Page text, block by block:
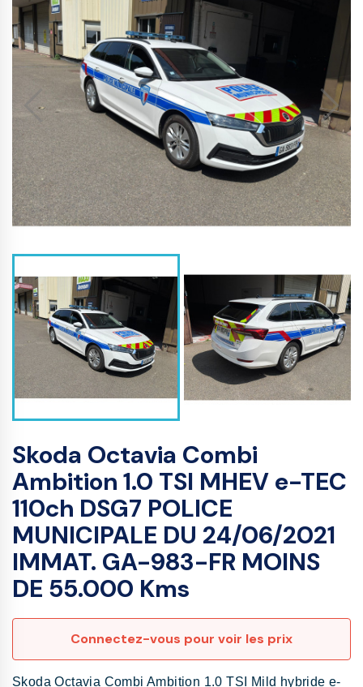
Skoda Octavia Combi
Ambition 1.0 TSI MHEV e-TEC
110ch DSG7 POLICE
MUNICIPALE DU 24/06/2021
IMMAT. GA-983-FR MOINS
DE 55.000 Kms
Connectez-vous pour voir les prix
Skoda Octavia Combi Ambition 1.0 TSI Mild hybride e-